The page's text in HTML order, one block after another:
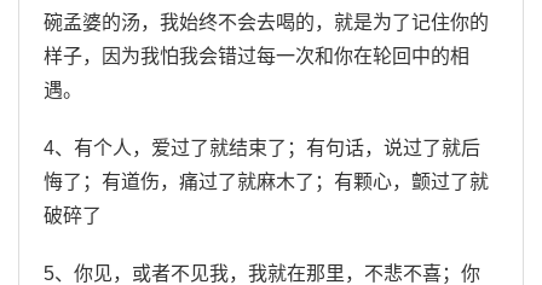
碗孟婆的汤，我始终不会去喝的，就是为了记住你的
样子，因为我怕我会错过每一次和你在轮回中的相
遇。
4、有个人，爱过了就结束了；有句话，说过了就后
悔了；有道伤，痛过了就麻木了；有颗心，颤过了就
破碎了
5、你见，或者不见我，我就在那里，不悲不喜；你